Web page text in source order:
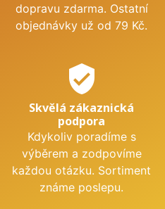
dopravu zdarma. Ostatní
objednávky už od 79 Kč.
verified_user
Skvělá zákaznická
podpora
Kdykoliv poradíme s
výběrem a zodpovíme
každou otázku. Sortiment
známe poslepu.